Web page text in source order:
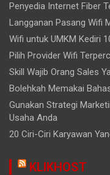
Penyedia Internet Fiber
Langganan Pasang Wifi
Wifi untuk UMKM Kediri
Pilih Provider Wifi
Skill Wajib Orang Sales
Bolehkah Memakai
Gunakan Strategi
Usaha Anda
20 Ciri-Ciri Karyawan
KLIKHOST